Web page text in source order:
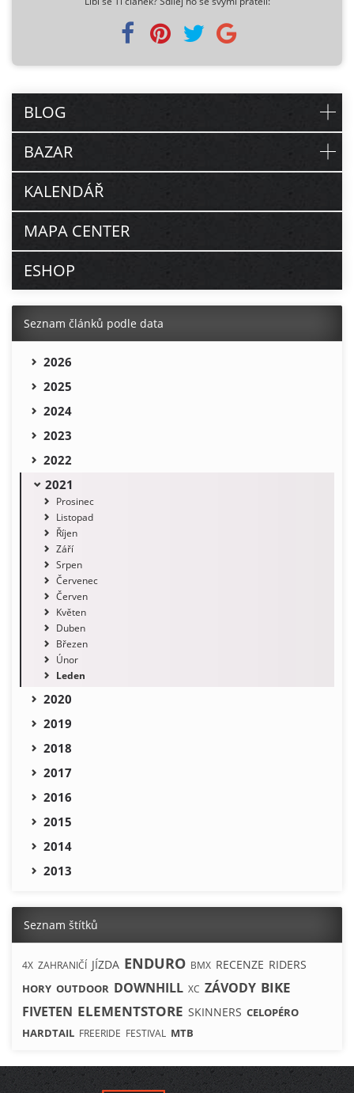
BLOG
BAZAR
KALENDÁŘ
MAPA CENTER
ESHOP
Seznam článků podle data
2026
2025
2024
2023
2022
2021
Prosinec
Listopad
Říjen
Září
Srpen
Červenec
Červen
Květen
Duben
Březen
Únor
Leden
2020
2019
2018
2017
2016
2015
2014
2013
Seznam štítků
4X ZAHRANIČÍ JÍZDA ENDURO BMX RECENZE RIDERS
HORY OUTDOOR DOWNHILL XC ZÁVODY BIKE
FIVETEN ELEMENTSTORE SKINNERS CELOPÉRO
HARDTAIL FREERIDE FESTIVAL MTB